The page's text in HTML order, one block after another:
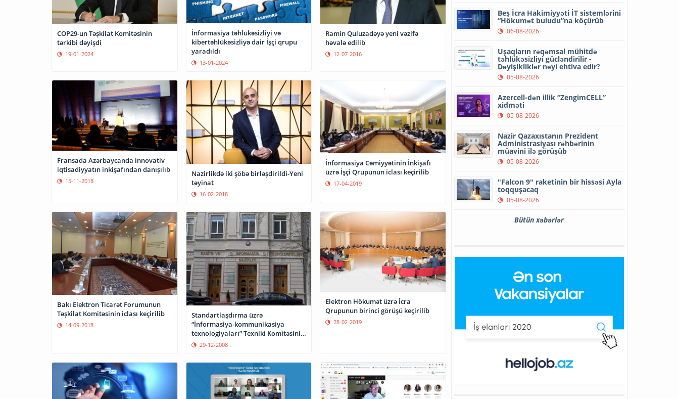
COP29-un Təşkilat Komitəsinin
tərkibi dəyişdi
19-01-2024
İnformasiya təhlükəsizliyi və
kibertəhlükəsizliyə dair İşçi qrupu
yaradıldı
13-01-2024
Ramin Quluzadəyə yeni vəzifə
həvalə edilib
12-07-2016
Fransada Azərbaycanda innovativ
iqtisadiyyatın inkişafından danışılıb
15-11-2018
Nazirlikdə iki şöbə birləşdirildi-Yeni
təyinat
16-02-2018
İnformasiya Cəmiyyətinin İnkişafı
üzrə İşçi Qrupunun iclası keçirilib
17-04-2019
Bakı Elektron Ticarət Forumunun
Təşkilat Komitəsinin iclası keçirilib
14-09-2018
Standartlaşdırma üzrə
“İnformasiya-kommunikasiya
texnologiyaları” Texniki Komitəsinin
növbəti iclası keçirilib
29-12-2008
Elektron Hökumət üzrə İcra
Qrupunun birinci görüşü keçirilib
28-02-2019
Beş İcra Hakimiyyəti İT sistemlərini
“Hökumət buludu”na köçürüb
06-08-2026
Uşaqların rəqəmsal mühitdə
təhlükəsizliyi gücləndirilir -
Dəyişikliklər nəyi ehtiva edir?
05-08-2026
Azercell-dən illik “ZengimCELL”
xidməti
05-08-2026
Nazir Qazaxıstanın Prezident
Administrasiyası rəhbərinin
müavini ilə görüşüb
05-08-2026
"Falcon 9" raketinin bir hissəsi Ayla
toqquşacaq
05-08-2026
Bütün xəbərlər